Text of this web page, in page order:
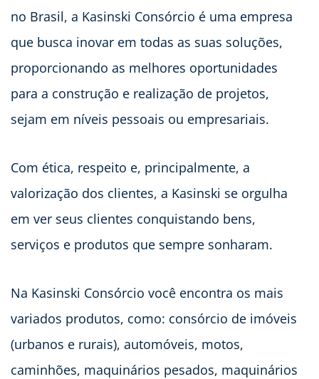
no Brasil, a Kasinski Consórcio é uma empresa
que busca inovar em todas as suas soluções,
proporcionando as melhores oportunidades
para a construção e realização de projetos,
sejam em níveis pessoais ou empresariais.
Com ética, respeito e, principalmente, a
valorização dos clientes, a Kasinski se orgulha
em ver seus clientes conquistando bens,
serviços e produtos que sempre sonharam.
Na Kasinski Consórcio você encontra os mais
variados produtos, como: consórcio de imóveis
(urbanos e rurais), automóveis, motos,
caminhões, maquinários pesados, maquinários